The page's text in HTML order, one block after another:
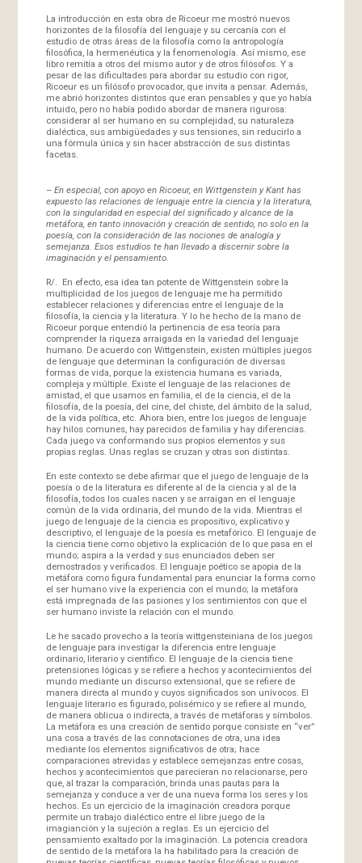
La introducción en esta obra de Ricoeur me mostró nuevos
horizontes de la filosofía del lenguaje y su cercanía con el
estudio de otras áreas de la filosofía como la antropología
filosófica, la hermenéutica y la fenomenología. Así mismo, ese
libro remitía a otros del mismo autor y de otros filósofos. Y a
pesar de las dificultades para abordar su estudio con rigor,
Ricoeur es un filósofo provocador, que invita a pensar. Además,
me abrió horizontes distintos que eran pensables y que yo había
intuido, pero no había podido abordar de manera rigurosa:
considerar al ser humano en su complejidad, su naturaleza
dialéctica, sus ambigüedades y sus tensiones, sin reducirlo a
una fórmula única y sin hacer abstracción de sus distintas
facetas.
– En especial, con apoyo en Ricoeur, en Wittgenstein y Kant has
expuesto las relaciones de lenguaje entre la ciencia y la literatura,
con la singularidad en especial del significado y alcance de la
metáfora, en tanto innovación y creación de sentido, no solo en la
poesía, con la consideración de las nociones de analogía y
semejanza. Esos estudios te han llevado a discernir sobre la
imaginación y el pensamiento.
R/. En efecto, esa idea tan potente de Wittgenstein sobre la
multiplicidad de los juegos de lenguaje me ha permitido
establecer relaciones y diferencias entre el lenguaje de la
filosofía, la ciencia y la literatura. Y lo he hecho de la mano de
Ricoeur porque entendió la pertinencia de esa teoría para
comprender la riqueza arraigada en la variedad del lenguaje
humano. De acuerdo con Wittgenstein, existen múltiples juegos
de lenguaje que determinan la configuración de diversas
formas de vida, porque la existencia humana es variada,
compleja y múltiple. Existe el lenguaje de las relaciones de
amistad, el que usamos en familia, el de la ciencia, el de la
filosofía, de la poesía, del cine, del chiste, del ámbito de la salud,
de la vida política, etc. Ahora bien, entre los juegos de lenguaje
hay hilos comunes, hay parecidos de familia y hay diferencias.
Cada juego va conformando sus propios elementos y sus
propias reglas. Unas reglas se cruzan y otras son distintas.
En este contexto se debe afirmar que el juego de lenguaje de la
poesía o de la literatura es diferente al de la ciencia y al de la
filosofía, todos los cuales nacen y se arraigan en el lenguaje
común de la vida ordinaria, del mundo de la vida. Mientras el
juego de lenguaje de la ciencia es propositivo, explicativo y
descriptivo, el lenguaje de la poesía es metafórico. El lenguaje de
la ciencia tiene como objetivo la explicación de lo que pasa en el
mundo; aspira a la verdad y sus enunciados deben ser
demostrados y verificados. El lenguaje poético se apopia de la
metáfora como figura fundamental para enunciar la forma como
el ser humano vive la experiencia con el mundo; la metáfora
está impregnada de las pasiones y los sentimientos con que el
ser humano inviste la relación con el mundo.
Le he sacado provecho a la teoría wittgensteiniana de los juegos
de lenguaje para investigar la diferencia entre lenguaje
ordinario, literario y científico. El lenguaje de la ciencia tiene
pretensiones lógicas y se refiere a hechos y acontecimientos del
mundo mediante un discurso extensional, que se refiere de
manera directa al mundo y cuyos significados son unívocos. El
lenguaje literario es figurado, polisémico y se refiere al mundo,
de manera oblicua o indirecta, a través de metáforas y símbolos.
La metáfora es una creación de sentido porque consiste en “ver”
una cosa a través de las connotaciones de otra, una idea
mediante los elementos significativos de otra; hace
comparaciones atrevidas y establece semejanzas entre cosas,
hechos y acontecimientos que parecieran no relacionarse, pero
que, al trazar la comparación, brinda unas pautas para la
semejanza y conduce a ver de una nueva forma los seres y los
hechos. Es un ejercicio de la imaginación creadora porque
permite un trabajo dialéctico entre el libre juego de la
imagianción y la sujeción a reglas. Es un ejercicio del
pensamiento exaltado por la imaginación. La potencia creadora
de sentido de la metáfora la ha habilitado para la creación de